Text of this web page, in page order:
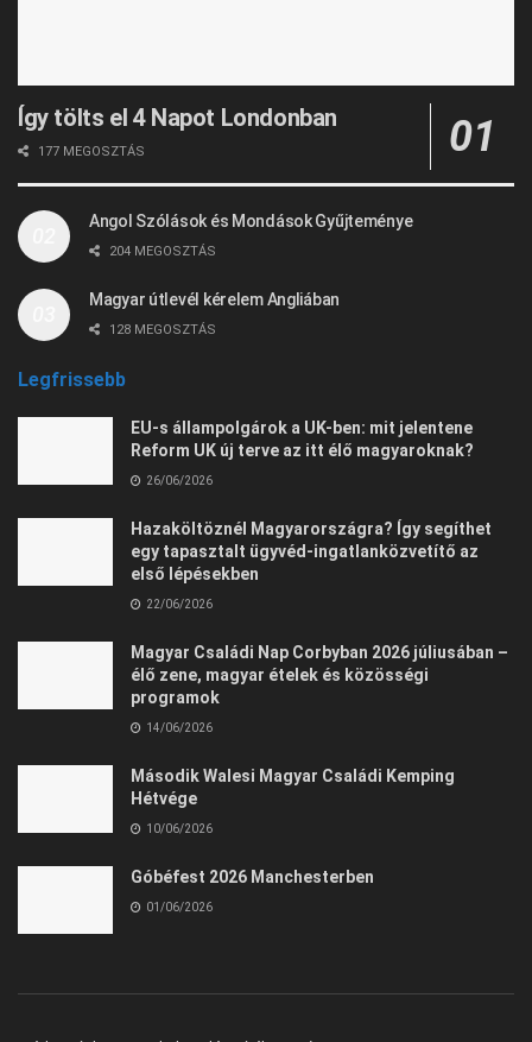
Így tölts el 4 Napot Londonban
177 MEGOSZTÁS
Angol Szólások és Mondások Gyűjteménye
204 MEGOSZTÁS
Magyar útlevél kérelem Angliában
128 MEGOSZTÁS
Legfrissebb
EU-s állampolgárok a UK-ben: mit jelentene
Reform UK új terve az itt élő magyaroknak?
26/06/2026
Hazaköltöznél Magyarországra? Így segíthet
egy tapasztalt ügyvéd-ingatlanközvetítő az
első lépésekben
22/06/2026
Magyar Családi Nap Corbyban 2026 júliusában –
élő zene, magyar ételek és közösségi
programok
14/06/2026
Második Walesi Magyar Családi Kemping
Hétvége
10/06/2026
Góbéfest 2026 Manchesterben
01/06/2026